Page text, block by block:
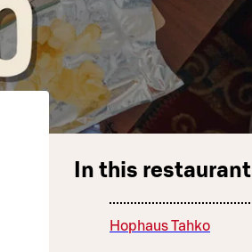
In this restaurant
Hophaus Tahko